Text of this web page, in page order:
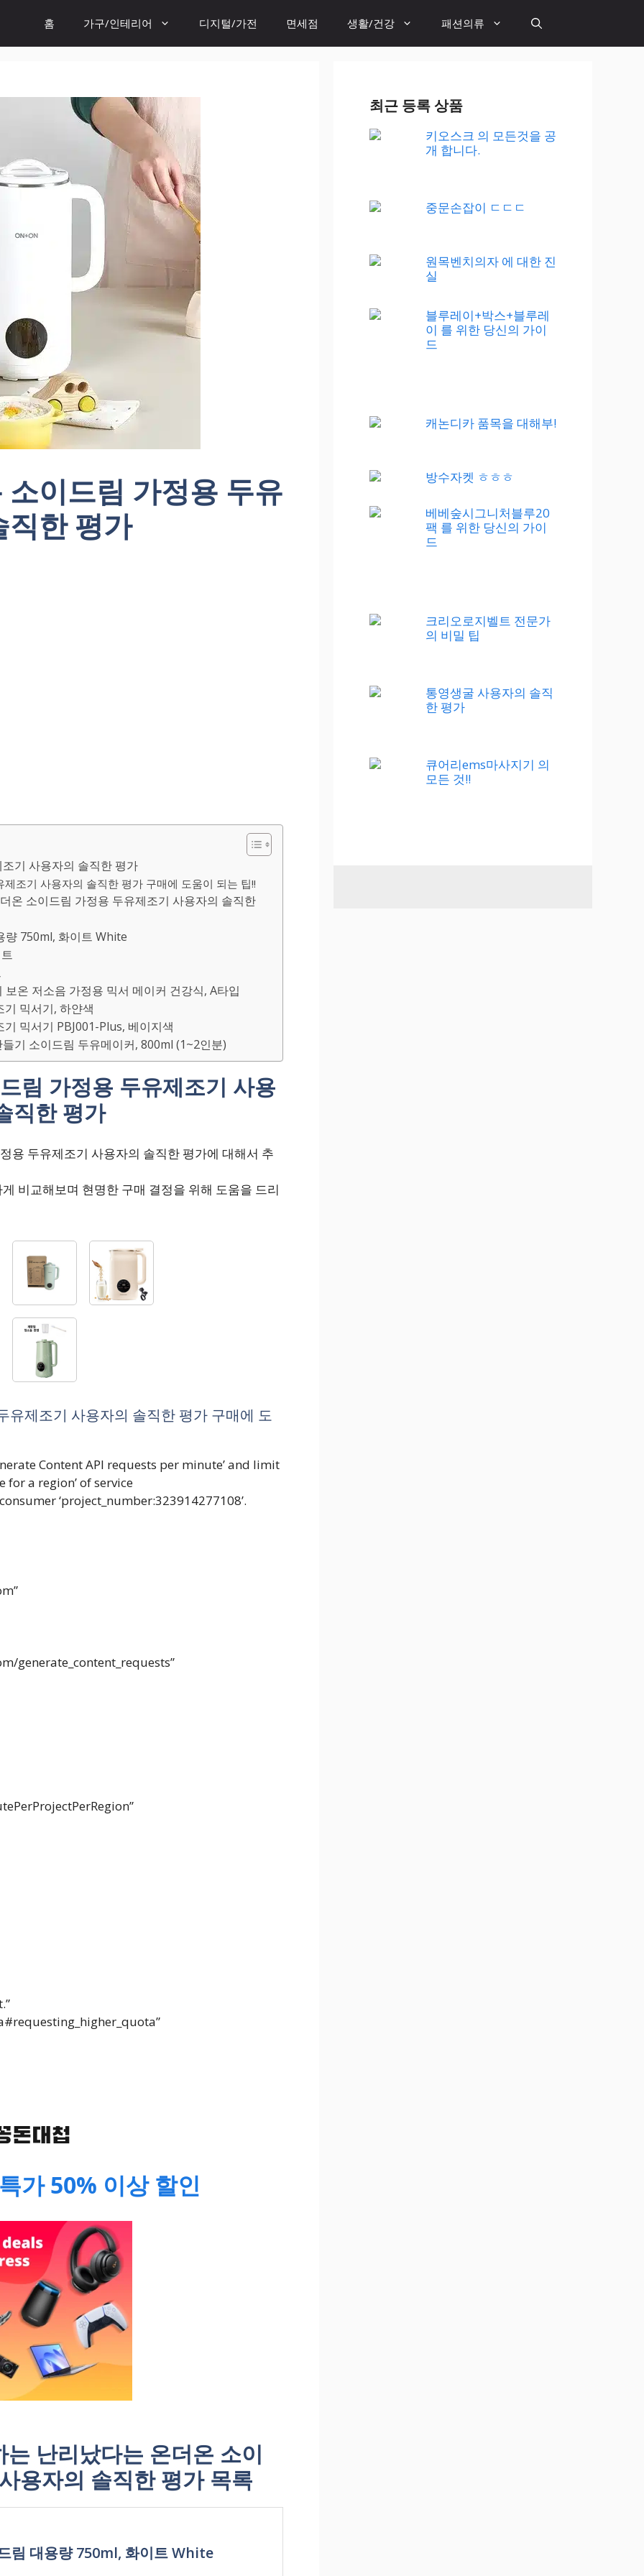
홈 가구/인테리어 디지털/가전 면세점 생활/건강 패션의류
이드림 가정용 두유
한 평가
기 사용자의 솔직한 평가
조기 사용자의 솔직한 평가 구매에 도움이 되는 팁!!
온 소이드림 가정용 두유제조기 사용자의 솔직한
량 750ml, 화이트 White
온 저소음 가정용 믹서 메이커 건강식, A타입
믹서기, 하얀색
믹서기 PBJ001-Plus, 베이지색
기 소이드림 두유메이커, 800ml (1~2인분)
림 가정용 두유제조기 사용
직한 평가
용 두유제조기 사용자의 솔직한 평가에 대해서 추
비교해보며 현명한 구매 결정을 위해 도움을 드리
유제조기 사용자의 솔직한 평가 구매에 도
Content API requests per minute’ and limit
a region’ of service
‘project_number:323914277108’.
generate_content_requests”
가 50% 이상 할인
난리났다는 온더온 소이
용자의 솔직한 평가 목록
림 대용량 750ml, 화이트 White
최근 등록 상품
키오스크 의 모든것을 공
개 합니다.
중문손잡이 ㄷㄷㄷ
원목벤치의자 에 대한 진
실
블루레이+박스+블루레
이 를 위한 당신의 가이
드
캐논디카 품목을 대해부!
방수자켓 ㅎㅎㅎ
베베숲시그니처블루20
팩 를 위한 당신의 가이
드
크리오로지벨트 전문가
의 비밀 팁
통영생굴 사용자의 솔직
한 평가
큐어리ems마사지기 의
모든 것!!